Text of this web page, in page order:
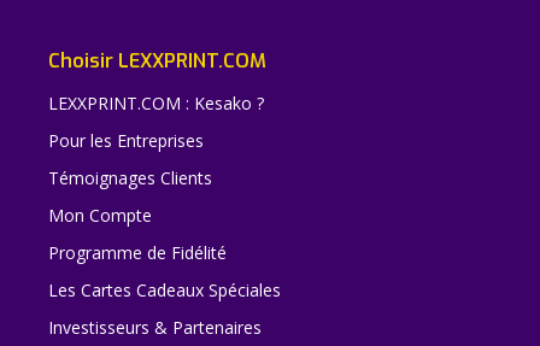
Choisir LEXXPRINT.COM
LEXXPRINT.COM : Kesako ?
Pour les Entreprises
Témoignages Clients
Mon Compte
Programme de Fidélité
Les Cartes Cadeaux Spéciales
Investisseurs & Partenaires